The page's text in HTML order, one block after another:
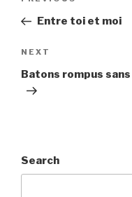
PostEntre toi et moi
Next
Post
NEXT
Batons rompus
Search